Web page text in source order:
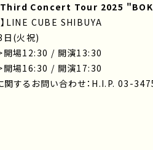
Third Concert Tour 2025
】LINE CUBE SHIBUYA
日(火祝)
開場12:30 / 開演13:30
開場16:30 / 開演17:30
関するお問い合わせ：H.I.P. 03-